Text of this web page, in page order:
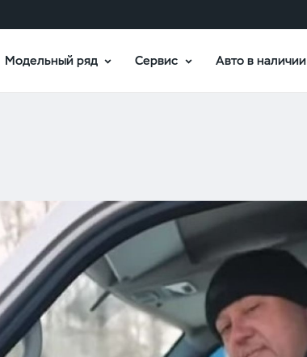
Модельный ряд Сервис Авто в наличии